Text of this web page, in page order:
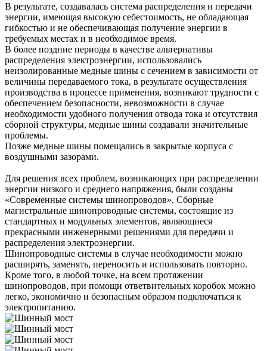
В результате, создавалась система распределения и передачи
энергии, имеющая высокую себестоимость, не обладающая
гибкостью и не обеспечивающая получение энергии в
требуемых местах и в необходимое время.
В более поздние периоды в качестве альтернативы
распределения электроэнергии, использовались
неизолированные медные шины с сечением в зависимости от
величины передаваемого тока, в результате осуществления
производства в процессе применения, возникают трудности с
обеспечением безопасности, невозможности в случае
необходимости удобного получения отвода тока и отсутствия
сборной структуры, медные шины создавали значительные
проблемы.
Позже медные шины помещались в закрытые корпуса с
воздушными зазорами.
Для решения всех проблем, возникающих при распределении
энергии низкого и среднего напряжения, были созданы
«Современные системы шинопроводов». Сборные
магистральные шинопроводные системы, состоящие из
стандартных и модульных элементов, являющиеся
прекрасными инженерными решениями для передачи и
распределения электроэнергии.
Шинопроводные системы в случае необходимости можно
расширять, заменять, переносить и использовать повторно.
Кроме того, в любой точке, на всем протяжении
шинопроводов, при помощи ответвительных коробок можно
легко, экономично и безопасным образом подключаться к
электропитанию.